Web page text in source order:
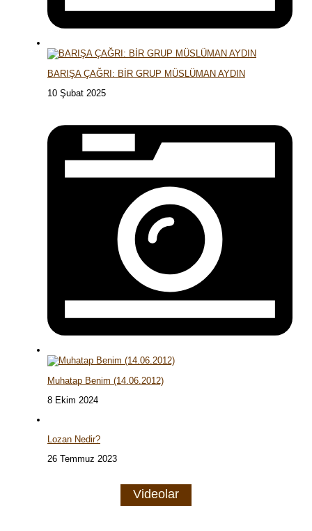
BARIŞA ÇAĞRI: BİR GRUP MÜSLÜMAN AYDIN
10 Şubat 2025
Muhatap Benim (14.06.2012)
8 Ekim 2024
Lozan Nedir?
26 Temmuz 2023
Videolar